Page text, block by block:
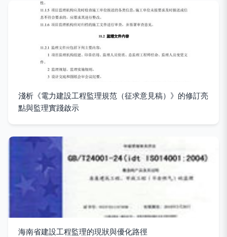
淺析《電力建設工程監理規范（征求意見稿）》的修訂亮
點與監理實踐啟示
海南省建設工程監理的現狀與優化路徑